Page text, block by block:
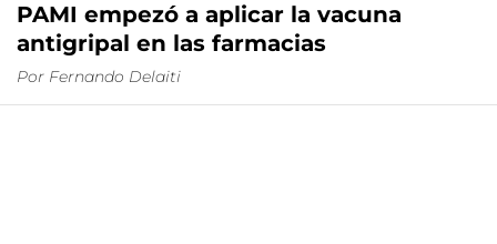
PAMI empezó a aplicar la vacuna
antigripal en las farmacias
Por Fernando Delaiti